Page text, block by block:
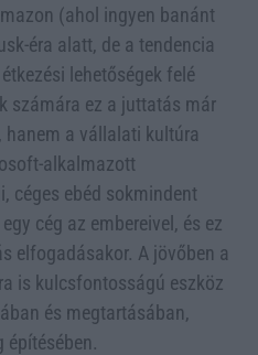
(ahol ingyen banánt
éra alatt, de a tendencia
lehetőségek felé
számára ez a juttatás már
hanem a vállalati kultúra
alkalmazott
céges ebéd sokmindent
cég az embereivel, és ez
elfogadásakor. A jövőben a
is kulcsfontosságú eszköz
és megtartásában,
építésében.